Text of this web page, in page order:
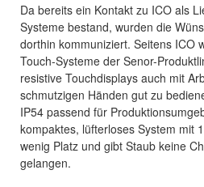
Da bereits ein Kontakt zu ICO als
Systeme bestand, wurden die
dorthin kommuniziert. Seitens ICO
Touch-Systeme der Senor-
resistive Touchdisplays auch mit
schmutzigen Händen gut zu
IP54 passend für
kompaktes, lüfterloses System mit
wenig Platz und gibt Staub keine
gelangen.